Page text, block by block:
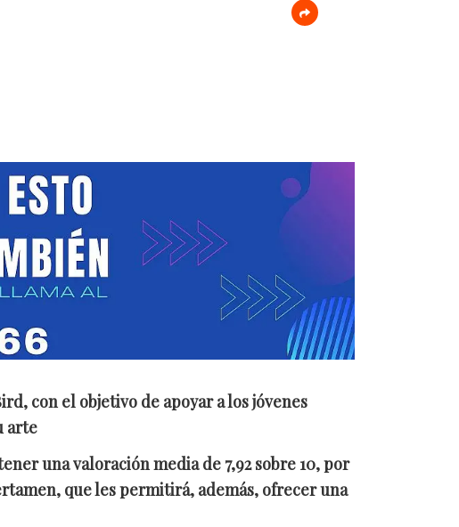
con el objetivo de apoyar a los jóvenes
arte
una valoración media de 7,92 sobre 10, por
que les permitirá, además, ofrecer una